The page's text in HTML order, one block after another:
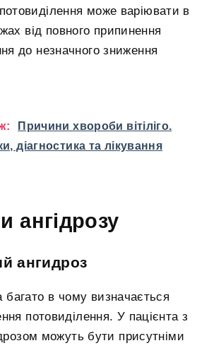
може варіювати в
від повного припинення
до незначного зниження
Причини хвороби вітіліго.
діагностика та лікування
ангідрозу
ангидроз
багато в чому визначається
потовиділення. У пацієнта з
можуть бути присутніми